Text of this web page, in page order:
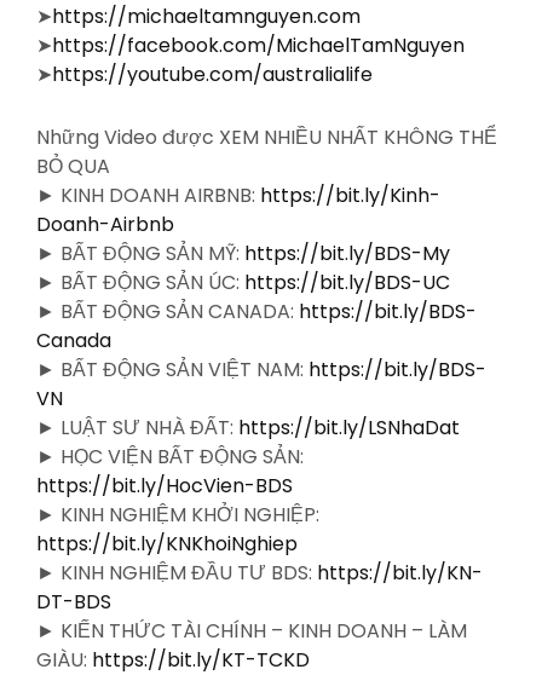
➤https://michaeltamnguyen.com
➤https://facebook.com/MichaelTamNguyen
➤https://youtube.com/australialife
Những Video được XEM NHIỀU NHẤT KHÔNG THỂ
BỎ QUA
► KINH DOANH AIRBNB: https://bit.ly/Kinh-
Doanh-Airbnb
► BẤT ĐỘNG SẢN MỸ: https://bit.ly/BDS-My
► BẤT ĐỘNG SẢN ÚC: https://bit.ly/BDS-UC
► BẤT ĐỘNG SẢN CANADA: https://bit.ly/BDS-
Canada
► BẤT ĐỘNG SẢN VIỆT NAM: https://bit.ly/BDS-
VN
► LUẬT SƯ NHÀ ĐẤT: https://bit.ly/LSNhaDat
► HỌC VIỆN BẤT ĐỘNG SẢN:
https://bit.ly/HocVien-BDS
► KINH NGHIỆM KHỞI NGHIỆP:
https://bit.ly/KNKhoiNghiep
► KINH NGHIỆM ĐẦU TƯ BDS: https://bit.ly/KN-
DT-BDS
► KIẾN THỨC TÀI CHÍNH – KINH DOANH – LÀM
GIÀU: https://bit.ly/KT-TCKD